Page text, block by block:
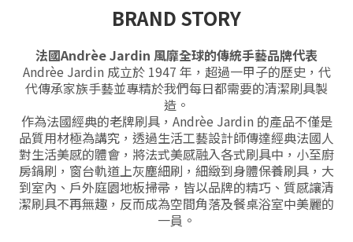
BRAND STORY
法國Andrèe Jardin 風靡全球的傳統手藝品牌代表
Andrèe Jardin 成立於 1947 年，超過一甲子的歷史，代
代傳承家族手藝並專精於我們每日都需要的清潔刷具製
造。
作為法國經典的老牌刷具，Andrèe Jardin 的產品不僅是
品質用材極為講究，透過生活工藝設計師傳達經典法國人
對生活美感的體會，將法式美感融入各式刷具中，小至廚
房鍋刷，窗台軌道上灰塵細刷，細緻到身體保養刷具，大
到室內、戶外庭園地板掃帚，皆以品牌的精巧、質感讓清
潔刷具不再無趣，反而成為空間角落及餐桌浴室中美麗的
一員。